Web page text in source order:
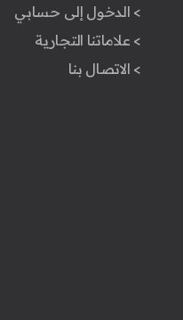
> الدخول إلى حسابي
> علاماتنا التجارية
> الاتصال بنا